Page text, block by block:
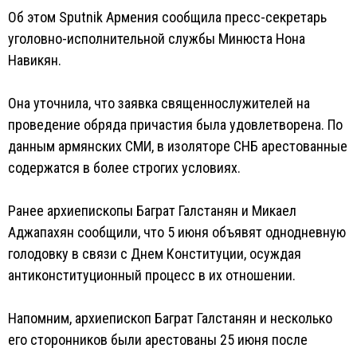
Об этом Sputnik Армения сообщила пресс-секретарь
уголовно-исполнительной службы Минюста Нона
Навикян.
Она уточнила, что заявка священнослужителей на
проведение обряда причастия была удовлетворена. По
данным армянских СМИ, в изоляторе СНБ арестованные
содержатся в более строгих условиях.
Ранее архиепископы Баграт Галстанян и Микаел
Аджапахян сообщили, что 5 июня объявят однодневную
голодовку в связи с Днем Конституции, осуждая
антиконституционный процесс в их отношении.
Напомним, архиепископ Баграт Галстанян и несколько
его сторонников были арестованы 25 июня после